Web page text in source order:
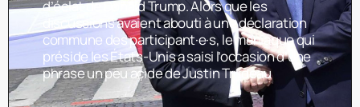
d’éclat de Donald Trump. Alors que les
discussions avaient abouti à une déclaration
commune des participant·e·s, le maniaque qui
préside les États-Unis a saisi l’occasion d’une
phrase un peu acide de Justin Trudeau